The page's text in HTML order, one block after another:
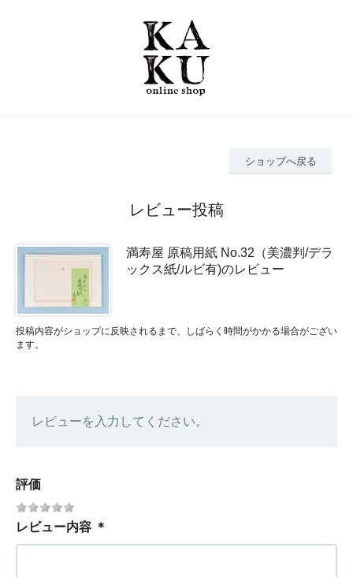
ショップへ戻る
レビュー投稿
満寿屋 原稿用紙 No.32（美濃判/デラ
ックス紙/ルビ有)のレビュー
投稿内容がショップに反映されるまで、しばらく時間がかかる場合がござい
ます。
レビューを入力してください。
評価
レビュー内容 ＊